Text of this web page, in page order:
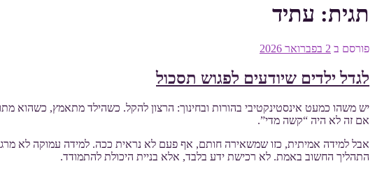
תגית: עתיד
פורסם ב 2 בפברואר 2026
לגדל ילדים שיודעים לפגוש תסכול
יש משהו כמעט אינסטינקטיבי בהורות ובחינוך: הרצון להקל. כשהילד מתאמץ, כשהוא
אם זה לא היה “קשה מדי”.
אבל למידה אמיתית, כזו שמשאירה חותם, אף פעם לא נראית ככה. למידה עמוקה לא
התהליך החשוב באמת. לא רכישת ידע בלבד, אלא בניית היכולת להתמודד.